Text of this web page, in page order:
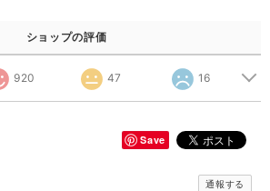
ショップの評価
920 47 16
Save
通報する